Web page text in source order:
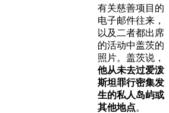
有关慈善项目的
电子邮件往来，
以及二者都出席
的活动中盖茨的
照片。盖茨说，
他从未去过爱泼
斯坦罪行密集发
生的私人岛屿或
其他地点。